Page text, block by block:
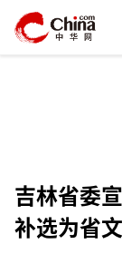
吉林省委
补选为省